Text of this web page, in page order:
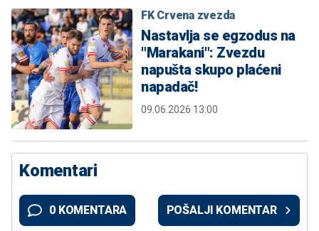
FK Crvena zvezda
Nastavlja se egzodus na
"Marakani": Zvezdu
napušta skupo plaćeni
napadač!
09.06.2026 13:00
Komentari
0 KOMENTARA POŠALJI KOMENTAR